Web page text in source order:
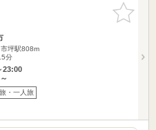
お気に入
りに追加
市坪駅808m
分
23:00
・一人旅